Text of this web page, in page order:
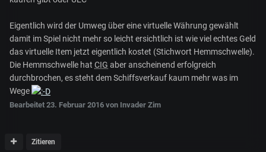
Eigentlich wird der Umweg über eine virtuelle Währung gewählt
damit im Spiel nicht mehr so leicht ersichtlich ist wie viel echtes Geld
das virtuelle Item jetzt eigentlich kostet (Stichwort Hemmschwelle).
Die Hemmschwelle hat CIG aber anscheinend erfolgreich
durchbrochen, es steht dem Schiffsverkauf kaum mehr was im
Wege
Bearbeitet 23. Februar 2016 von Invader Zim
Zitieren